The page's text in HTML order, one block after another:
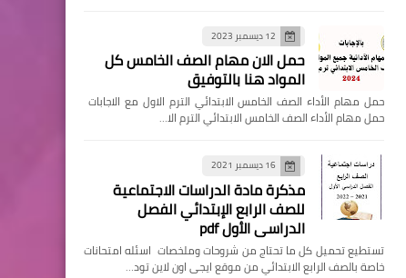
12 ديسمبر 2023
حمل الان مهام الصف الخامس كل
المواد هنا بالتوفيق
حمل مهام الأداء الصف الخامس الابتدائي الترم الاول مع الاجابات
حمل مهام الأداء الصف الخامس الابتدائي الترم الا…
16 ديسمبر 2021
مذكرة مادة الدراسات الاجتماعية
للصف الرابع الإبتدائي الفصل
الدراسي الأول pdf
تستطيع تحميل كل ما تحتاج من شروحات وملخصات اسئله امتحانات
خاصة بالصف الرابع الابتدائي من موقع ايجى اون لاين تود…